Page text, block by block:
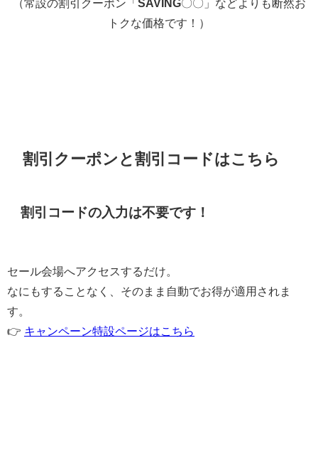
（常設の割引クーポン「 SAVING〇〇」などよりも断然お
トクな価格です！）
割引クーポンと割引コードはこちら
割引コードの入力は不要です！
セール会場へアクセスするだけ。
なにもすることなく、そのまま自動でお得が適用されま
す。
👉 キャンペーン特設ページはこちら